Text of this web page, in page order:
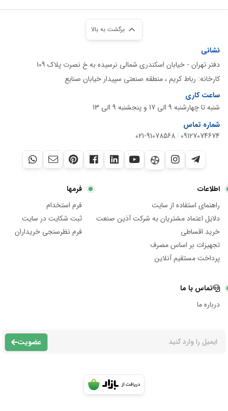
برگشت به بالا
نشانی
دفتر تهران - خیابان اسکندری شمالی نرسیده به خ نصرت پلاک 109
کارخانه: رباط کریم ، منطقه صنعتی سپیدار خیابان صنایع
ساعت کاری
شنبه تا چهارشنبه 9 الی 17 و پنجشنبه 9 الی 13
شماره تماس
09127074674
|
021-91078568
اطلاعات
راهنمای استفاده از سایت
دلایل اعتماد مشتریان به شرکت آذین صنعت
خرید اقساطی
تجهیزات بر اساس مصرف
پرداخت مستقیم آنلاین
فرمها
فرم استخدام
ثبت شکایت در سایت
فرم نظرسنجی خریداران
تماس با ما
درباره ما
عضویت